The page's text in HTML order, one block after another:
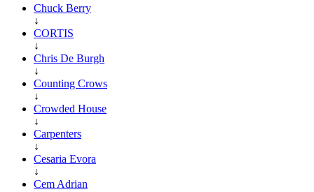
Chuck Berry
↓
CORTIS
↓
Chris De Burgh
↓
Counting Crows
↓
Crowded House
↓
Carpenters
↓
Cesaria Evora
↓
Cem Adrian